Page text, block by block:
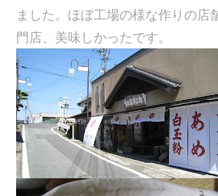
ました。ほぼ工場の様な作りの店
門店、美味しかったです。